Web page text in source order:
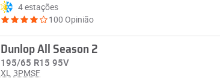
4 estações
100 Opinião
Dunlop All Season 2
195/65 R15 95V
XL 3PMSF